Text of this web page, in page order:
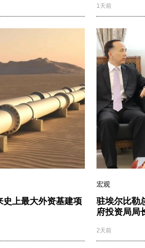
1天前
上最大外资基建项
宏观
驻埃尔比勒
府投资局局
2天前